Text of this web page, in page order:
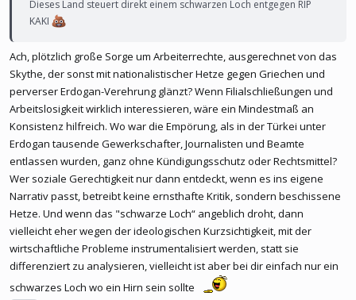
Dieses Land steuert direkt einem schwarzen Loch entgegen RIP
KAKI
Ach, plötzlich große Sorge um Arbeiterrechte, ausgerechnet von das
Skythe, der sonst mit nationalistischer Hetze gegen Griechen und
perverser Erdogan-Verehrung glänzt? Wenn Filialschließungen und
Arbeitslosigkeit wirklich interessieren, wäre ein Mindestmaß an
Konsistenz hilfreich. Wo war die Empörung, als in der Türkei unter
Erdogan tausende Gewerkschafter, Journalisten und Beamte
entlassen wurden, ganz ohne Kündigungsschutz oder Rechtsmittel?
Wer soziale Gerechtigkeit nur dann entdeckt, wenn es ins eigene
Narrativ passt, betreibt keine ernsthafte Kritik, sondern beschissene
Hetze. Und wenn das "schwarze Loch“ angeblich droht, dann
vielleicht eher wegen der ideologischen Kurzsichtigkeit, mit der
wirtschaftliche Probleme instrumentalisiert werden, statt sie
differenziert zu analysieren, vielleicht ist aber bei dir einfach nur ein
schwarzes Loch wo ein Hirn sein sollte